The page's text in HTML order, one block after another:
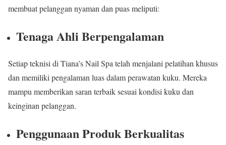
membuat pelanggan nyaman dan puas meliputi:
Tenaga Ahli Berpengalaman
Setiap teknisi di Tiana’s Nail Spa telah menjalani pelatihan khusus
dan memiliki pengalaman luas dalam perawatan kuku. Mereka
mampu memberikan saran terbaik sesuai kondisi kuku dan
keinginan pelanggan.
Penggunaan Produk Berkualitas